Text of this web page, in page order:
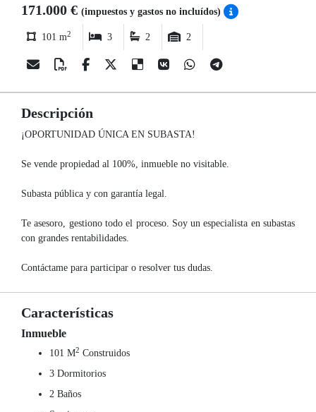
171.000 € (impuestos y gastos no incluídos)
101 m2 3 2 2
Descripción
¡OPORTUNIDAD ÚNICA EN SUBASTA!
Se vende propiedad al 100%, inmueble no visitable.
Subasta pública y con garantía legal.
Te asesoro, gestiono todo el proceso. Soy un especialista en subastas
con grandes rentabilidades.
Contáctame para participar o resolver tus dudas.
Características
Inmueble
101 M2 Construidos
3 Dormitorios
2 Baños